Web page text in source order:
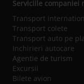
Serviciile companiei
Transport
Transport colete
Transport auto pe
Inchirieri autocare
Agentie de turism
Excursii
Bilete avion